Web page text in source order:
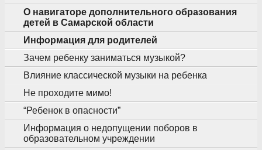
О навигаторе дополнительного образования
детей в Самарской области
Информация для родителей
Зачем ребенку заниматься музыкой?
Влияние классической музыки на ребенка
Не проходите мимо!
“Ребенок в опасности”
Информация о недопущении поборов в
образовательном учреждении